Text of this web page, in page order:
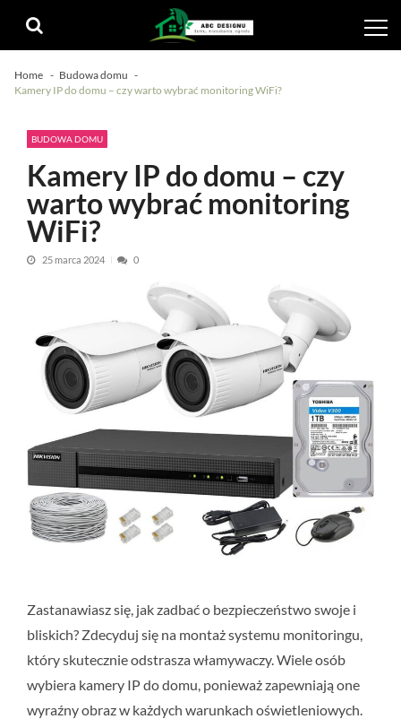
navigation
content
Home
Budowa domu
Kamery IP do domu – czy warto wybrać monitoring WiFi?
BUDOWA DOMU
Kamery IP do domu – czy
warto wybrać monitoring
WiFi?
25 marca 2024 0
Zastanawiasz się, jak zadbać o bezpieczeństwo swoje i
bliskich? Zdecyduj się na montaż systemu monitoringu,
który skutecznie odstrasza włamywaczy. Wiele osób
wybiera kamery IP do domu, ponieważ zapewniają one
wyraźny obraz w każdych warunkach oświetleniowych.